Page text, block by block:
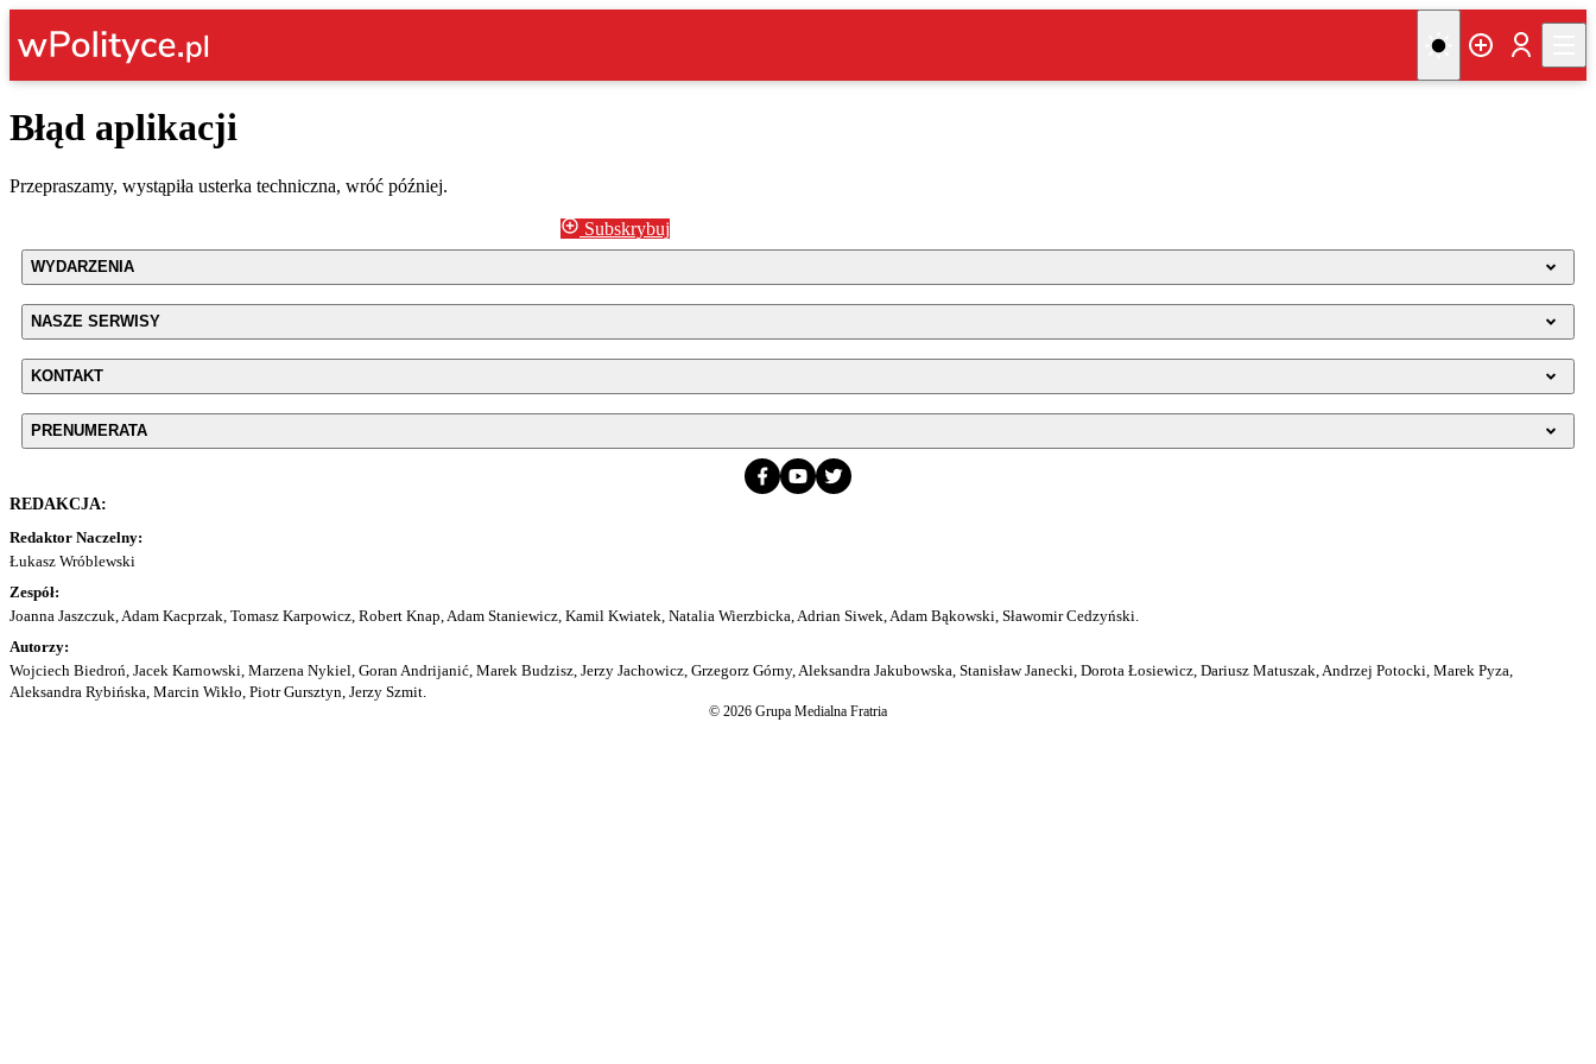
Błąd aplikacji
Przepraszamy, wystąpiła usterka techniczna, wróć później.
Subskrybuj
WYDARZENIA
NASZE SERWISY
KONTAKT
PRENUMERATA
REDAKCJA:
Redaktor Naczelny:
Łukasz Wróblewski
Zespół:
Joanna Jaszczuk, Adam Kacprzak, Tomasz Karpowicz, Robert Knap, Adam Staniewicz, Kamil Kwiatek, Natalia Wierzbicka, Adrian Siwek, Adam Bąkowski, Sławomir Cedzyński.
Autorzy:
Wojciech Biedroń, Jacek Karnowski, Marzena Nykiel, Goran Andrijanić, Marek Budzisz, Jerzy Jachowicz, Grzegorz Górny, Aleksandra Jakubowska, Stanisław Janecki, Dorota Łosiewicz, Dariusz Matuszak, Andrzej Potocki, Marek Pyza,
Aleksandra Rybińska, Marcin Wikło, Piotr Gursztyn, Jerzy Szmit.
© 2026 Grupa Medialna Fratria